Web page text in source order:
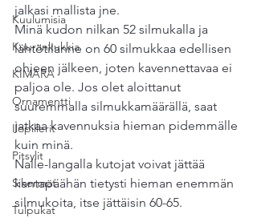
Kuulumisia
Kuurankukkia
KIMARA
Ornamentti
Ilopillerit
Pitsylit
Sikermät
Tulpukat
jalkasi mallista jne.
Minä kudon nilkan 52 silmukalla ja
lähtötilanne on 60 silmukkaa edellisen
ohjeen jälkeen, joten kavennettavaa ei
paljoa ole. Jos olet aloittanut
suuremmalla silmukkamäärällä, saat
jatkaa kavennuksia hieman pidemmälle
kuin minä.
Nalle-langalla kutojat voivat jättää
kantapäähän tietysti hieman enemmän
silmukoita, itse jättäisin 60-65.